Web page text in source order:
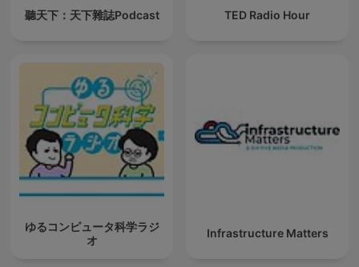
聽天下：天下雜誌Podcast TED Radio Hour
ゆるコンピュータ科学ラジ
オ
Infrastructure Matters